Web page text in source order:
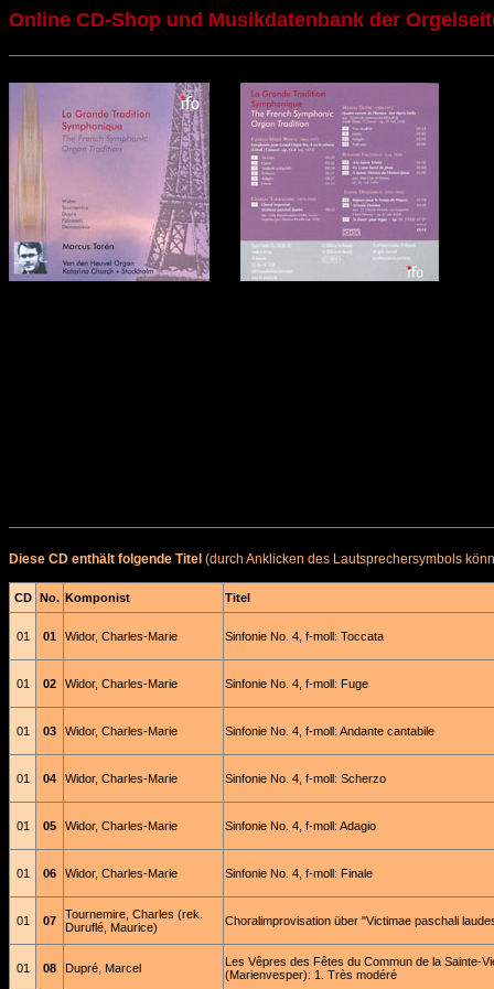
Online CD-Shop und Musikdatenbank der
Diese CD enthält folgende Titel (durch Anklicken des Lautsprechersymbols
CD No. Komponist Titel
01 01 Widor, Charles-Marie Sinfonie No. 4, f-moll: Toccata
01 02 Widor, Charles-Marie Sinfonie No. 4, f-moll: Fuge
01 03 Widor, Charles-Marie Sinfonie No. 4, f-moll: Andante cantabile
01 04 Widor, Charles-Marie Sinfonie No. 4, f-moll: Scherzo
01 05 Widor, Charles-Marie Sinfonie No. 4, f-moll: Adagio
01 06 Widor, Charles-Marie Sinfonie No. 4, f-moll: Finale
01 07
Tournemire, Charles (rek.
Duruflé, Maurice)
Choralimprovisation über "Victimae paschali
01 08 Dupré, Marcel
Les Vêpres des Fêtes du Commun de la Sainte-
(Marienvesper): 1. Très modéré